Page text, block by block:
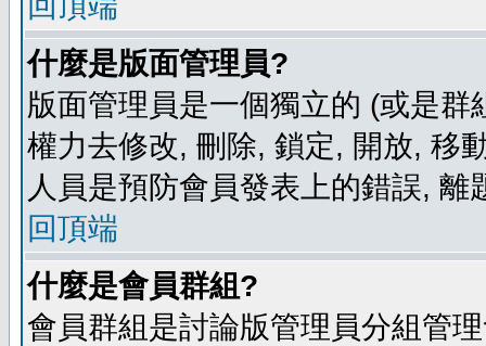
什麼是版面管理員?
版面管理員是一個獨立的 (或是
權力去修改, 刪除, 鎖定, 開放, 移
人員是預防會員發表上的錯誤, 離
回頂端
什麼是會員群組?
會員群組是討論版管理員分組管